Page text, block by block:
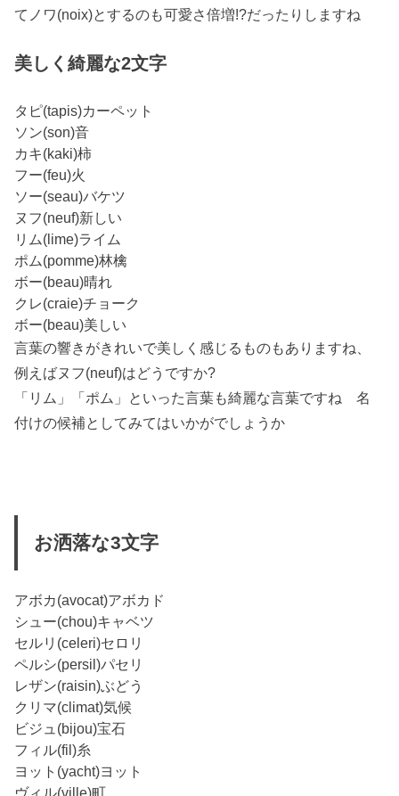
てノワ(noix)とするのも可愛さ倍増!?だったりしますね
美しく綺麗な2文字
タピ(tapis)カーペット
ソン(son)音
カキ(kaki)柿
フー(feu)火
ソー(seau)バケツ
ヌフ(neuf)新しい
リム(lime)ライム
ポム(pomme)林檎
ボー(beau)晴れ
クレ(craie)チョーク
ボー(beau)美しい
言葉の響きがきれいで美しく感じるものもありますね、
例えばヌフ(neuf)はどうですか?
「リム」「ポム」といった言葉も綺麗な言葉ですね 名
付けの候補としてみてはいかがでしょうか
お洒落な3文字
アボカ(avocat)アボカド
シュー(chou)キャベツ
セルリ(celeri)セロリ
ペルシ(persil)パセリ
レザン(raisin)ぶどう
クリマ(climat)気候
ビジュ(bijou)宝石
フィル(fil)糸
ヨット(yacht)ヨット
ヴィル(ville)町